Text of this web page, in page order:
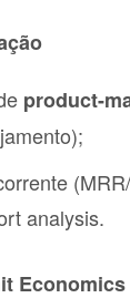
product-
analysis.
Economics